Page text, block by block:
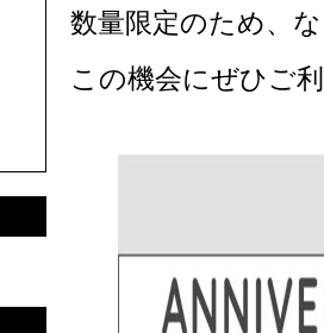
数量限定のため、
この機会にぜひご